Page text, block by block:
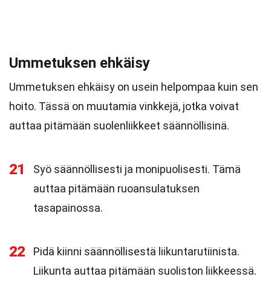
Ummetuksen ehkäisy
Ummetuksen ehkäisy on usein helpompaa kuin sen
hoito. Tässä on muutamia vinkkejä, jotka voivat
auttaa pitämään suolenliikkeet säännöllisinä.
21
Syö säännöllisesti ja monipuolisesti. Tämä
auttaa pitämään ruoansulatuksen
tasapainossa.
22
Pidä kiinni säännöllisestä liikuntarutiinista.
Liikunta auttaa pitämään suoliston liikkeessä.